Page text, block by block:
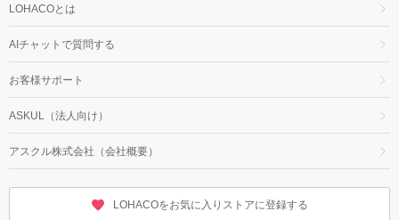
LOHACOとは
AIチャットで質問する
お客様サポート
ASKUL（法人向け）
アスクル株式会社（会社概要）
LOHACOをお気に入りストアに登録する